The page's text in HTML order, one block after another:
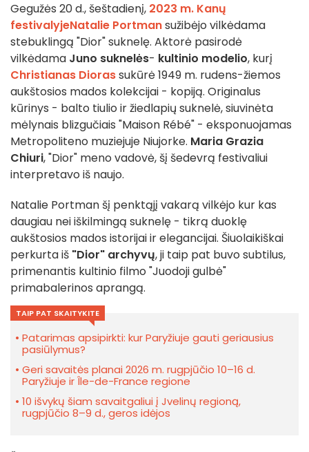
Gegužės 20 d., šeštadienį, 2023 m. Kanų
festivalyjeNatalie Portmansužibėjo vilkėdama
stebuklingą "Dior" suknelę. Aktorė pasirodė
vilkėdama Juno suknelės- kultinio modelio, kurį
Christianas Diorassukūrė 1949 m. rudens-žiemos
aukštosios mados kolekcijai - kopiją. Originalus
kūrinys - balto tiulio ir žiedlapių suknelė, siuvinėta
mėlynais blizgučiais "Maison Rébé" - eksponuojamas
Metropoliteno muziejuje Niujorke. Maria Grazia
Chiuri, "Dior" meno vadovė, šį šedevrą festivaliui
interpretavo iš naujo.
Natalie Portman šį penktąjį vakarą vilkėjo kur kas
daugiau nei iškilmingą suknelę - tikrą duoklę
aukštosios mados istorijai ir elegancijai. Šiuolaikiškai
perkurta iš "Dior" archyvų, ji taip pat buvo subtilus,
primenantis kultinio filmo "Juodoji gulbė"
primabalerinos aprangą.
TAIP PAT SKAITYKITE
Patarimas apsipirkti: kur Paryžiuje gauti geriausius
pasiūlymus?
Geri savaitės planai 2026 m. rugpjūčio 10–16 d.
Paryžiuje ir Île-de-France regione
10 išvykų šiam savaitgaliui į Jvelinų regioną,
rugpjūčio 8–9 d., geros idėjos